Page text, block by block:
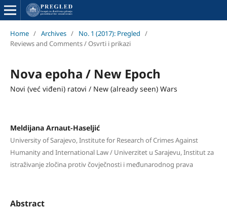
Home / Archives / No. 1 (2017): Pregled /
Reviews and Comments / Osvrti i prikazi
Nova epoha / New Epoch
Novi (već viđeni) ratovi / New (already seen) Wars
Meldijana Arnaut-Haseljić
University of Sarajevo, Institute for Research of Crimes Against
Humanity and International Law / Univerzitet u Sarajevu, Institut za
istraživanje zločina protiv čovječnosti i međunarodnog prava
Abstract